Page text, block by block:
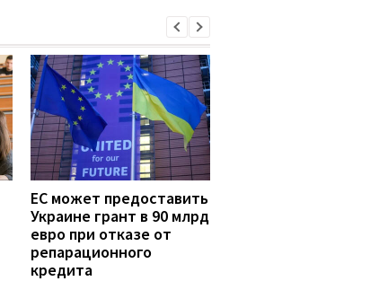
ЕС может предоставить
Украине грант в 90 млрд
евро при отказе от
репарационного
кредита